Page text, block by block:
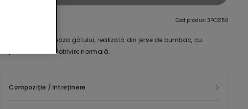
Cod produs: 3PC2150
Pijama scurtă la baza gâtului, realizată din jerse de bumbac, cu
imprimeu Barbie. Potrivire normală.
Compoziție / Intreținere